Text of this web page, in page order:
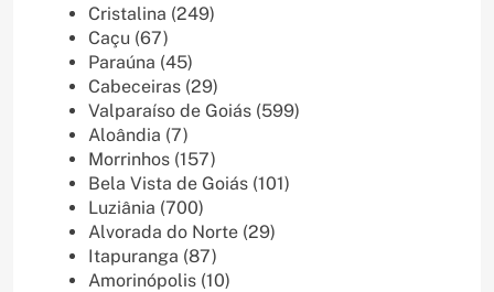
Cristalina (249)
Caçu (67)
Paraúna (45)
Cabeceiras (29)
Valparaíso de Goiás (599)
Aloândia (7)
Morrinhos (157)
Bela Vista de Goiás (101)
Luziânia (700)
Alvorada do Norte (29)
Itapuranga (87)
Amorinópolis (10)